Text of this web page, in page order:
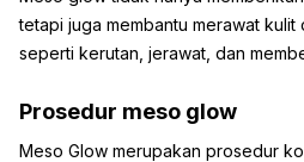
tetapi juga membantu merawat kulit
seperti kerutan, jerawat, dan
Prosedur meso glow
Meso Glow merupakan prosedur